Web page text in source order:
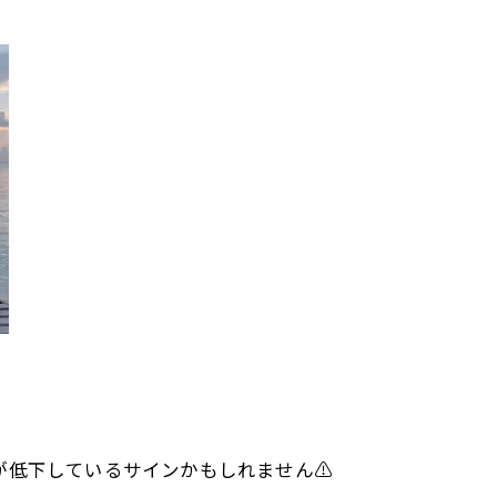
レーニング🔥✨
低下しているサインかもしれません⚠️